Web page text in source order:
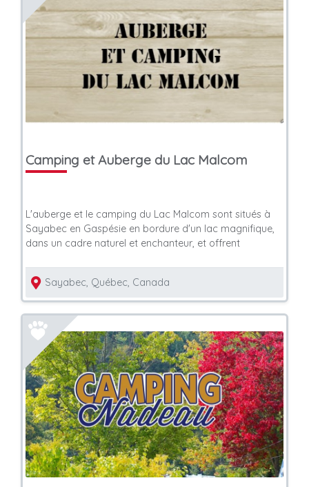
Camping et Auberge du Lac Malcom
L'auberge et le camping du Lac Malcom sont situés à
Sayabec en Gaspésie en bordure d'un lac magnifique,
dans un cadre naturel et enchanteur, et offrent
Sayabec, Québec, Canada